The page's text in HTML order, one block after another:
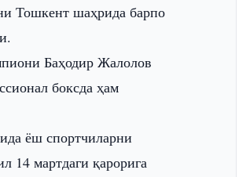
Тошкент шаҳрида барпо
Баҳодир Жалолов
боксда ҳам
ёш спортчиларни
14 мартдаги қарорига